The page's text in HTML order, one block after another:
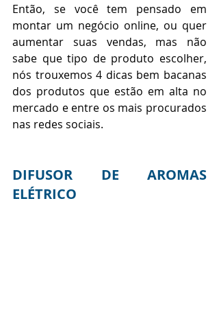
Então, se você tem pensado em
montar um negócio online, ou quer
aumentar suas vendas, mas não
sabe que tipo de produto escolher,
nós trouxemos 4 dicas bem bacanas
dos produtos que estão em alta no
mercado e entre os mais procurados
nas redes sociais.
DIFUSOR DE AROMAS
ELÉTRICO